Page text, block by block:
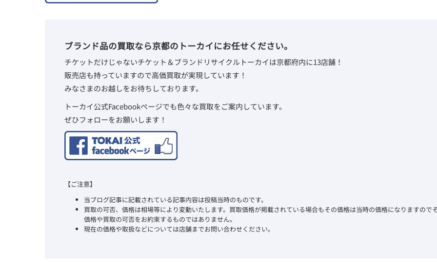
ブランド品の買取なら京都のトーカイにお任せください。
チケットだけじゃないチケット＆ブランドリサイクルトーカイは京都府内に13店舗！
販売店も持っていますので高価買取が実現しています！
みなさまのお越しをお待ちしております。
トーカイ公式Facebookページでも色々な買取をご案内しています。
ぜひフォローをお願いします！
【ご注意】
当ブログ記事に記載されている記事内容は投稿当時のものです。
買取の可否、価格は相場等により変動いたします。買取価格が掲載されている場合もその価格は当時の価格になりますので
価格や買取の可否をお約束するものではありません。
現在の価格や取扱などについては店舗までお問い合わせください。